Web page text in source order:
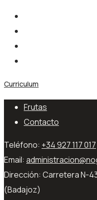
Curriculum
Frutas
Contacto
Teléfono: +34 927 117 017
Email:
Dirección: Carretera N-
(Badajoz)